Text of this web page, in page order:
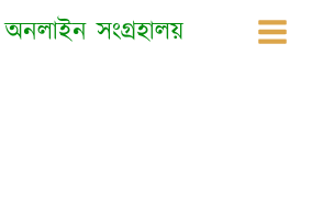
সংগ্ৰহালয়